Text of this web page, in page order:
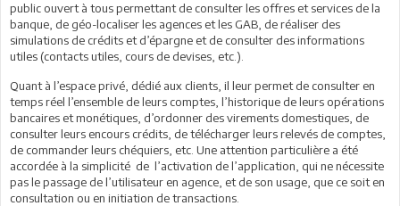
public ouvert à tous permettant de consulter les offres et services de la
banque, de géo-localiser les agences et les GAB, de réaliser des
simulations de crédits et d’épargne et de consulter des informations
utiles (contacts utiles, cours de devises, etc.).
Quant à l’espace privé, dédié aux clients, il leur permet de consulter en
temps réel l’ensemble de leurs comptes, l’historique de leurs opérations
bancaires et monétiques, d’ordonner des virements domestiques, de
consulter leurs encours crédits, de télécharger leurs relevés de comptes,
de commander leurs chéquiers, etc. Une attention particulière a été
accordée à la simplicité de l’activation de l’application, qui ne nécessite
pas le passage de l’utilisateur en agence, et de son usage, que ce soit en
consultation ou en initiation de transactions.